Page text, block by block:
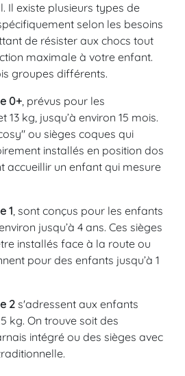
Il existe plusieurs types de
selon les besoins
de résister aux chocs tout
maximale à votre enfant.
groupes différents.
0+, prévus pour les
13 kg, jusqu’à environ 15 mois.
ou sièges coques qui
installés en position dos
accueillir un enfant qui mesure
1, sont conçus pour les enfants
jusqu’à 4 ans. Ces sièges
installés face à la route ou
pour des enfants jusqu’à 1
2 s'adressent aux enfants
kg. On trouve soit des
intégré ou des sièges avec